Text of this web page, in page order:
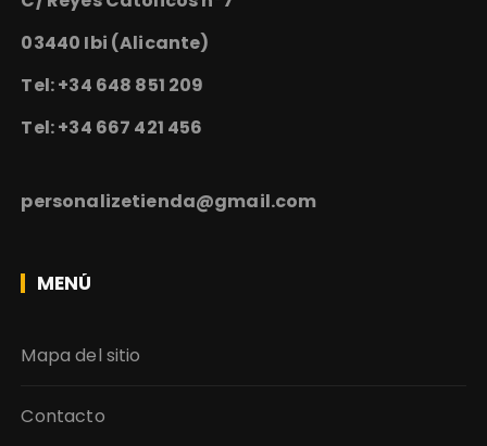
03440 Ibi (Alicante)
Tel: +34 648 851 209
Tel: +34 667 421 456
personalizetienda@gmail.com
MENÚ
Mapa del sitio
Contacto